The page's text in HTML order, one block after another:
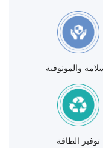
والموثوقية
توفير الطاقة